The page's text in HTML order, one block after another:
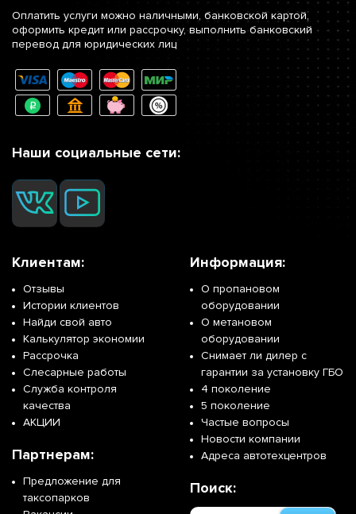
Оплатить услуги можно наличными, банковской картой,
оформить кредит или рассрочку, выполнить банковский
перевод для юридических лиц
Наши социальные сети:
Клиентам:
Отзывы
Истории клиентов
Найди свой авто
Калькулятор экономии
Рассрочка
Слесарные работы
Служба контроля
качества
АКЦИИ
Партнерам:
Предложение для
таксопарков
Информация:
О пропановом
оборудовании
О метановом
оборудовании
Снимает ли дилер с
гарантии за установку ГБО
4 поколение
5 поколение
Частые вопросы
Новости компании
Адреса автотехцентров
Поиск: